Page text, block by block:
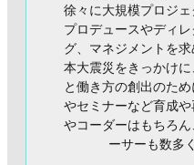
徐々に大規模プロジェ
プロデュースやディ
グ、マネジメントを
本大震災をきっかけ
と働き方の創出のた
やセミナーなど育成
やコーダーはもちろ
ーサーも数多